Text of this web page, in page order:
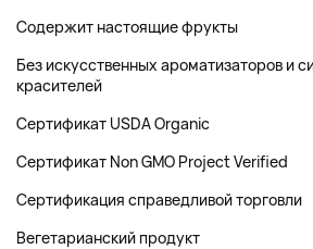
Содержит настоящие фрукты
Без искусственных ароматизаторов и
красителей
Сертификат USDA Organic
Сертификат Non GMO Project Verified
Сертификация справедливой торговли
Вегетарианский продукт